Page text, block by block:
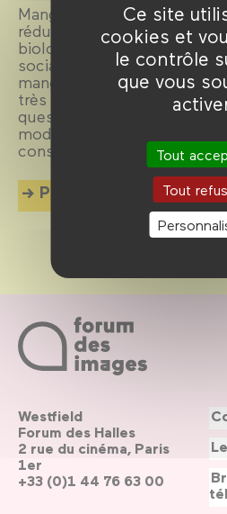
Ce site
cookies et
le contrôle
que vous
Tout
Tout
Manger a beau être un
réduit pas pour autant à
biologique. Avec ses
sociales, économiques et
manger inspire le cinéma
très variés allant du
questionne ce que l’on
modes de production
consommation.
Plus d'info
Westfield
Forum des Halles
2 rue du cinéma, Paris
1er
+33 (0)1 44 76 63 00